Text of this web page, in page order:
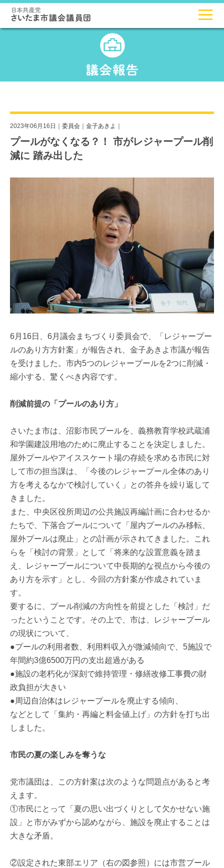
2023年06月16日｜ 委員会 金子あきよ
プールがなくなる？！ 市がレジャープール削
減に 踏み出した
6月16日、6月議会まちづくり委員会で、「レジャープー
ルのあり方方針案」が報告され、金子あきよ市議が報告
を受けました。市内5つのレジャープールを2つに削減・
縮小する、驚くべき内容です。
削減前提の「プールのあり方」
さいたま市は、沼影市民プールを、義務教育学校武蔵浦
和学園建設用地のために廃止することを決定しました。
屋外プールやアイススケート場の存続を求める市民に対
して市の担当課は、「今後のレジャープール全体のあり
方を考えるなかで検討していく」との答弁を繰り返して
きました。
また、中央区役所周辺の公共施設再編計画に合わせるか
たちで、下落合プールについて「屋内プールのみ移転、
屋外プールは廃止」との計画が示されてきました。これ
らを「検討の背景」として「将来的な設置意義を踏ま
え、レジャープールについて中長期的な視点から今後の
あり方を示す」とし、今回の方針案が作成されていま
す。
要するに、プール削減の方向性を前提とした「検討」だ
ったということです。その上で、市は、レジャープール
の現状について、
●プールの利用者数、利用料収入が微減傾向で、5施設で
年間約3億6500万円の支出超過がある
●施設の老朽化が深刻で維持管理・修繕改修工事費の財
政負担が大きい
●周辺自治体はレジャープールを廃止する傾向、
などとして「集約・再編と料金値上げ」の方針を打ち出
しました。
市民の夏の楽しみを奪うな
党市議団は、この方針案は次のような問題点があると考
えます。
①市民にとって「夏の思い出づくりとして欠かせない施
設」と市がみずから認めながら、施設を廃止することは
大きな矛盾。
②設定された東部エリア（右の図参照）には市営プール